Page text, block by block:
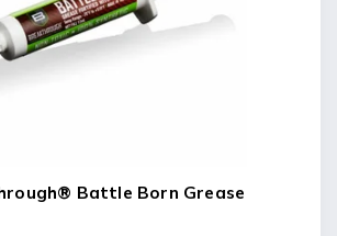
Battle Born Grease